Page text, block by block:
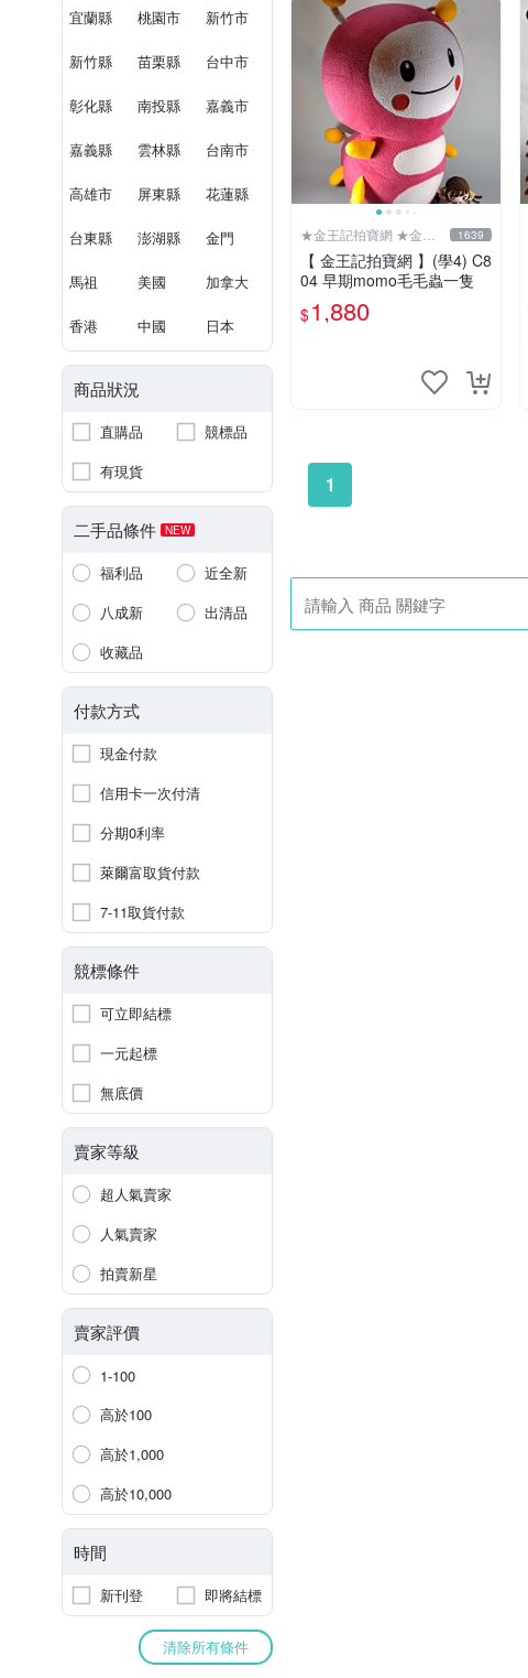
宜蘭縣 桃園市 新竹市
新竹縣 苗栗縣 台中市
彰化縣 南投縣 嘉義市
嘉義縣 雲林縣 台南市
高雄市 屏東縣 花蓮縣
台東縣 澎湖縣 金門
馬祖 美國 加拿大
香港 中國 日本
商品狀況
直購品
競標品
有現貨
二手品條件 NEW
福利品
近全新
八成新
出清品
收藏品
付款方式
現金付款
信用卡一次付清
分期0利率
萊爾富取貨付款
7-11取貨付款
競標條件
可立即結標
一元起標
無底價
賣家等級
超人氣賣家
人氣賣家
拍賣新星
賣家評價
1-100
高於100
高於1,000
高於10,000
時間
新刊登 即將結標
清除所有條件
★金王記拍寶網 ★金王
記拍寶趣
1639
【 金王記拍寶網 】(學4) C8
04 早期momo毛毛蟲一隻
$1,880
1